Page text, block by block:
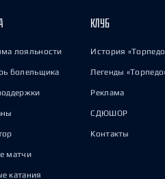
лояльности
болельщика
матчи
катания
КЛУБ
История
Легенды
Реклама
СДЮШОР
Контакты